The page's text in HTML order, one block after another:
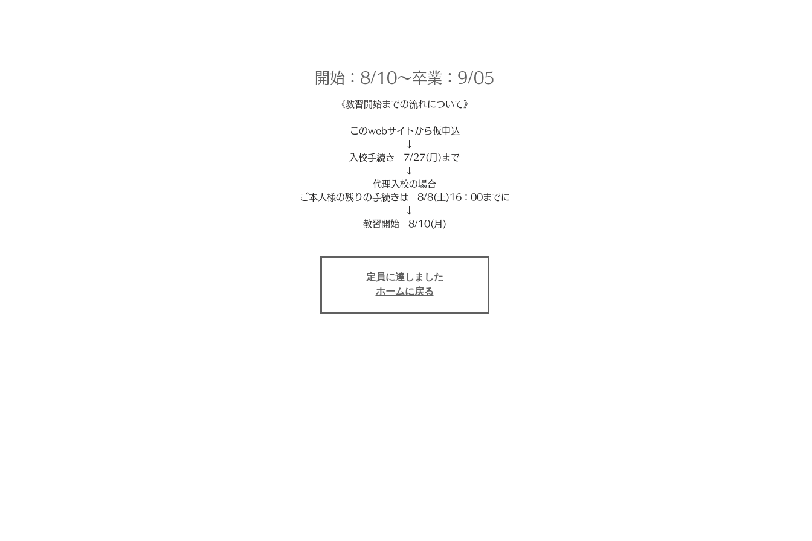
開始：8/10～卒業：9/05
《教習開始までの流れについて》
このwebサイトから仮申込
↓
入校手続き 7/27(月)まで
↓
代理入校の場合
ご本人様の残りの手続きは 8/8(土)16：00までに
↓
教習開始 8/10(月)
定員に達しました
ホームに戻る